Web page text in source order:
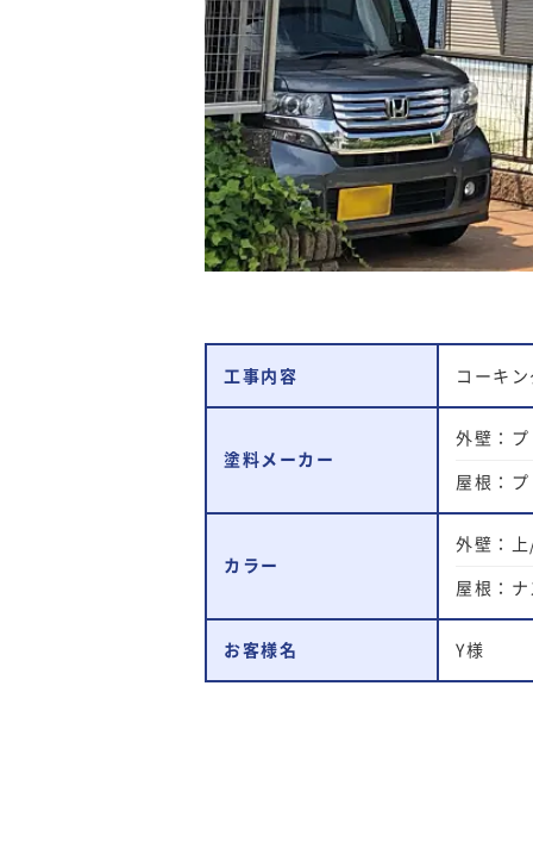
工事内容 コーキ
塗料メーカー
外壁：
屋根：
カラー
外壁：
屋根：
お客様名 Y様